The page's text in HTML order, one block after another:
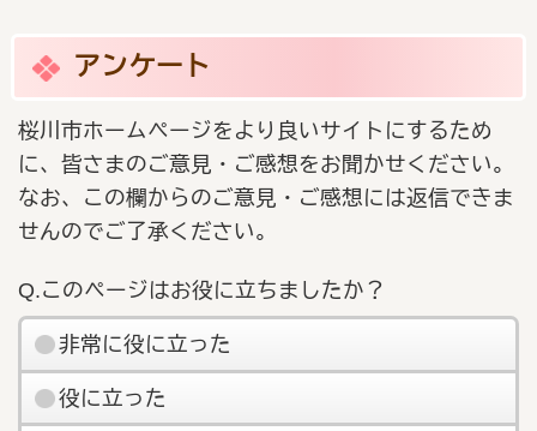
アンケート
桜川市ホームページをより良いサイトにするため
に、皆さまのご意見・ご感想をお聞かせください。
なお、この欄からのご意見・ご感想には返信できま
せんのでご了承ください。
Q.このページはお役に立ちましたか？
非常に役に立った
役に立った